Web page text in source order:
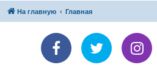
На главную Главная